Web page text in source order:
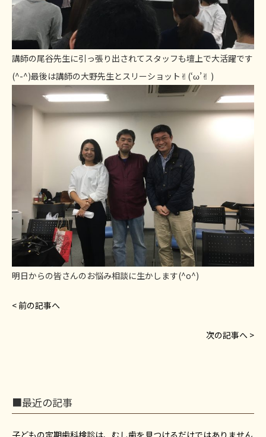
講師の尾谷先生に引っ張り出されてスタッフも壇上で大活躍です
(^-^)最後は講師の大野先生とスリーショット✌︎(‘ω’✌︎ )
明日からの皆さんのお悩み相談に生かします(^o^)
< 前の記事へ
次の記事へ >
■最近の記事
子どもの定期歯科検診は、むし歯を見つけるだけではありません